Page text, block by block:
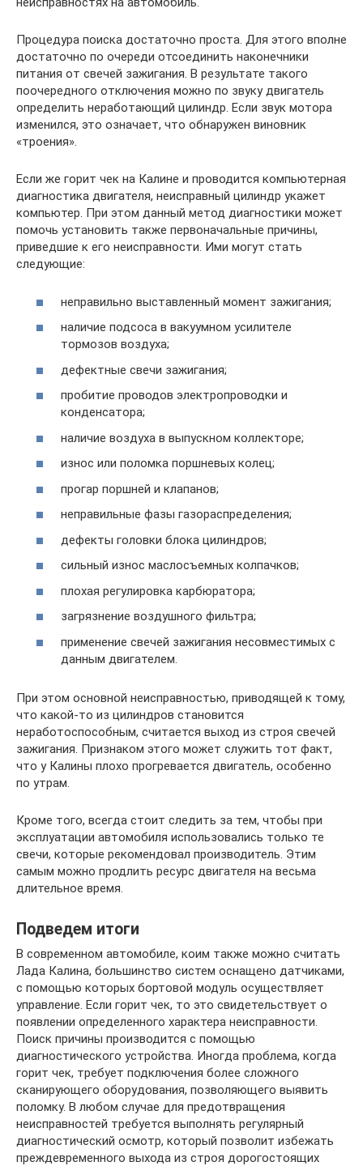
Процедура поиска достаточно проста. Для этого вполне
достаточно по очереди отсоединить наконечники
питания от свечей зажигания. В результате такого
поочередного отключения можно по звуку двигатель
определить неработающий цилиндр. Если звук мотора
изменился, это означает, что обнаружен виновник
«троения».
Если же горит чек на Калине и проводится компьютерная
диагностика двигателя, неисправный цилиндр укажет
компьютер. При этом данный метод диагностики может
помочь установить также первоначальные причины,
приведшие к его неисправности. Ими могут стать
следующие:
неправильно выставленный момент зажигания;
наличие подсоса в вакуумном усилителе
тормозов воздуха;
дефектные свечи зажигания;
пробитие проводов электропроводки и
конденсатора;
наличие воздуха в выпускном коллекторе;
износ или поломка поршневых колец;
прогар поршней и клапанов;
неправильные фазы газораспределения;
дефекты головки блока цилиндров;
сильный износ маслосъемных колпачков;
плохая регулировка карбюратора;
загрязнение воздушного фильтра;
применение свечей зажигания несовместимых с
данным двигателем.
При этом основной неисправностью, приводящей к тому,
что какой-то из цилиндров становится
неработоспособным, считается выход из строя свечей
зажигания. Признаком этого может служить тот факт,
что у Калины плохо прогревается двигатель, особенно
по утрам.
Кроме того, всегда стоит следить за тем, чтобы при
эксплуатации автомобиля использовались только те
свечи, которые рекомендовал производитель. Этим
самым можно продлить ресурс двигателя на весьма
длительное время.
Подведем итоги
В современном автомобиле, коим также можно считать
Лада Калина, большинство систем оснащено датчиками,
с помощью которых бортовой модуль осуществляет
управление. Если горит чек, то это свидетельствует о
появлении определенного характера неисправности.
Поиск причины производится с помощью
диагностического устройства. Иногда проблема, когда
горит чек, требует подключения более сложного
сканирующего оборудования, позволяющего выявить
поломку. В любом случае для предотвращения
неисправностей требуется выполнять регулярный
диагностический осмотр, который позволит избежать
преждевременного выхода из строя дорогостоящих